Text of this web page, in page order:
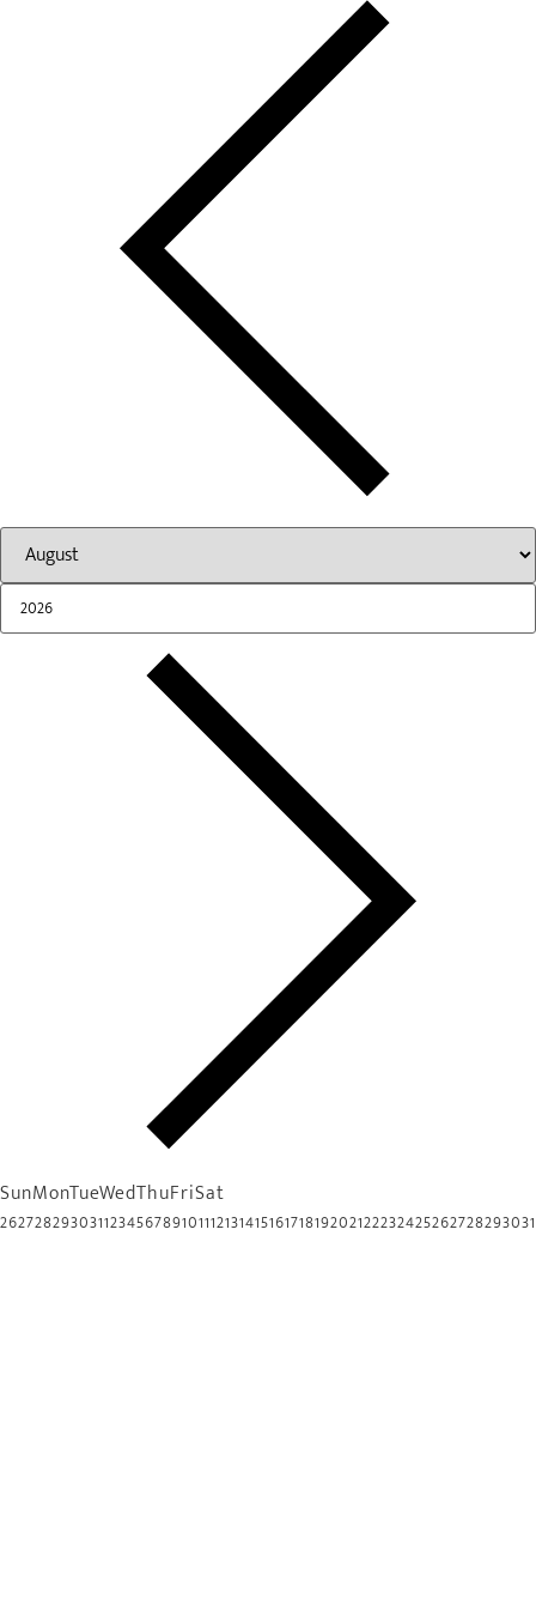
SunMonTueWedThuFriSat
26272829303112345678910111213141516171819202122232425262728293031